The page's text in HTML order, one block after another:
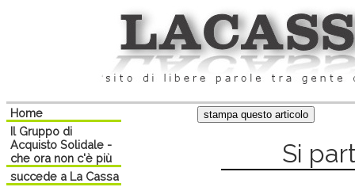
Home
Il Gruppo di
Acquisto Solidale -
che ora non c'è più
succede a La Cassa
Si